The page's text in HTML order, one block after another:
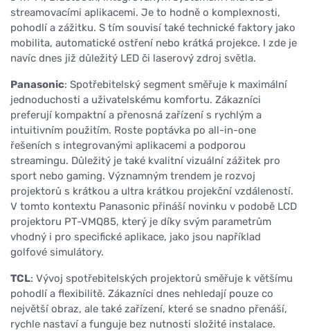
streamovacími aplikacemi. Je to hodně o komplexnosti,
pohodlí a zážitku. S tím souvisí také technické faktory jako
mobilita, automatické ostření nebo krátká projekce. I zde je
navíc dnes již důležitý LED či laserový zdroj světla.
Panasonic: Spotřebitelský segment směřuje k maximální
jednoduchosti a uživatelskému komfortu. Zákazníci
preferují kompaktní a přenosná zařízení s rychlým a
intuitivním použitím. Roste poptávka po all-in-one
řešeních s integrovanými aplikacemi a podporou
streamingu. Důležitý je také kvalitní vizuální zážitek pro
sport nebo gaming. Významným trendem je rozvoj
projektorů s krátkou a ultra krátkou projekční vzdáleností.
V tomto kontextu Panasonic přináší novinku v podobě LCD
projektoru PT-VMQ85, který je díky svým parametrům
vhodný i pro specifické aplikace, jako jsou například
golfové simulátory.
TCL: Vývoj spotřebitelských projektorů směřuje k většímu
pohodlí a flexibilitě. Zákazníci dnes nehledají pouze co
největší obraz, ale také zařízení, které se snadno přenáší,
rychle nastaví a funguje bez nutnosti složité instalace.